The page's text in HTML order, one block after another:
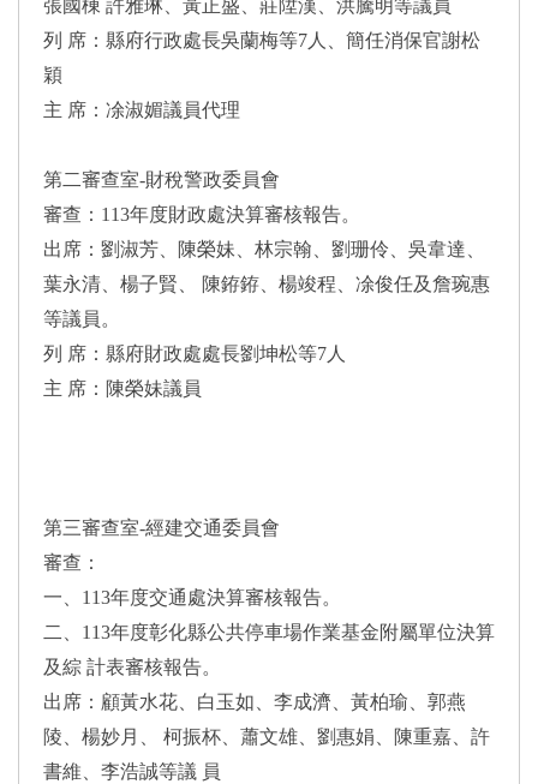
張國棟 許雅琳、黃正盛、莊陞漢、洪騰明等議員
列 席：縣府行政處長吳蘭梅等7人、簡任消保官謝松
穎
主 席：凃淑媚議員代理
第二審查室-財稅警政委員會
審查：113年度財政處決算審核報告。
出席：劉淑芳、陳榮妹、林宗翰、劉珊伶、吳韋達、
葉永清、楊子賢、 陳銌銌、楊竣程、凃俊任及詹琬惠
等議員。
列 席：縣府財政處處長劉坤松等7人
主 席：陳榮妹議員
第三審查室-經建交通委員會
審查：
一、113年度交通處決算審核報告。
二、113年度彰化縣公共停車場作業基金附屬單位決算
及綜 計表審核報告。
出席：顧黃水花、白玉如、李成濟、黃柏瑜、郭燕
陵、楊妙月、 柯振杯、蕭文雄、劉惠娟、陳重嘉、許
書維、李浩誠等議 員